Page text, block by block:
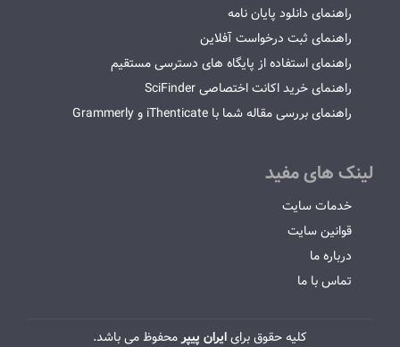
راهنمای دانلود پایان نامه
راهنمای ثبت درخواست آفلاین
راهنمای استفاده از پایگاه های دسترسی مستقیم
راهنمای خرید اکانت اختصاصی SciFinder
راهنمای بررسی مقاله شما با iThenticate و Grammerly
لینک های مفید
خدمات سایت
قوانین سایت
درباره ما
تماس با ما
کلیه حقوق برایایران پیپرمحفوظ می باشد.